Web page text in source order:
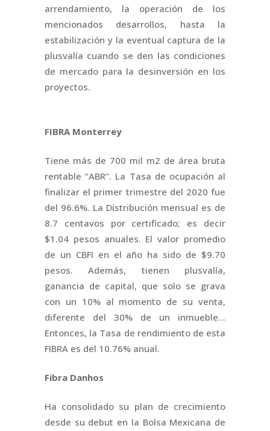
arrendamiento, la operación de los
mencionados desarrollos, hasta la
estabilización y la eventual captura de la
plusvalía cuando se den las condiciones
de mercado para la desinversión en los
proyectos.
FIBRA Monterrey
Tiene más de 700 mil m2 de área bruta
rentable “ABR”. La Tasa de ocupación al
finalizar el primer trimestre del 2020 fue
del 96.6%. La Distribución mensual es de
8.7 centavos por certificado; es decir
$1.04 pesos anuales. El valor promedio
de un CBFI en el año ha sido de $9.70
pesos. Además, tienen plusvalía,
ganancia de capital, que solo se grava
con un 10% al momento de su venta,
diferente del 30% de un inmueble…
Entonces, la Tasa de rendimiento de esta
FIBRA es del 10.76% anual.
Fibra Danhos
Ha consolidado su plan de crecimiento
desde su debut en la Bolsa Mexicana de